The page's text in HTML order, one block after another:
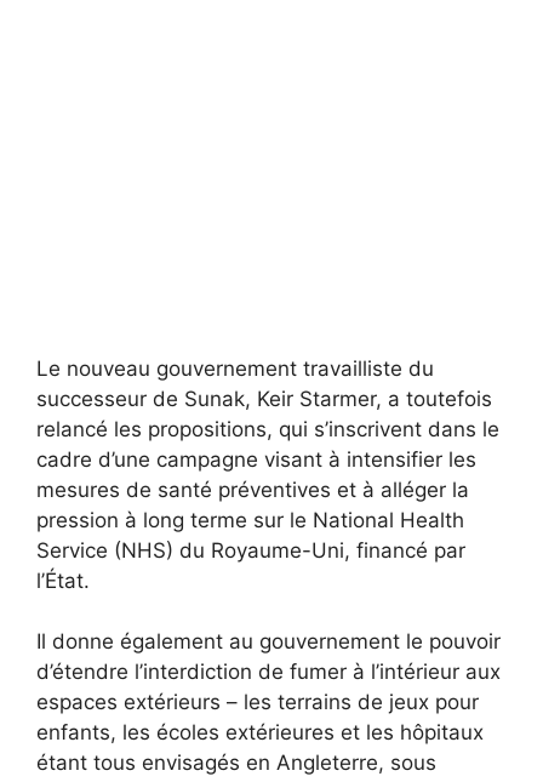
Le nouveau gouvernement travailliste du
successeur de Sunak, Keir Starmer, a toutefois
relancé les propositions, qui s’inscrivent dans le
cadre d’une campagne visant à intensifier les
mesures de santé préventives et à alléger la
pression à long terme sur le National Health
Service (NHS) du Royaume-Uni, financé par
l’État.
Il donne également au gouvernement le pouvoir
d’étendre l’interdiction de fumer à l’intérieur aux
espaces extérieurs – les terrains de jeux pour
enfants, les écoles extérieures et les hôpitaux
étant tous envisagés en Angleterre, sous